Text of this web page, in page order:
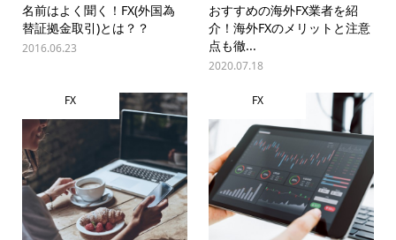
名前はよく聞く！FX(外国為
替証拠金取引)とは？？
2016.06.23
おすすめの海外FX業者を紹
介！海外FXのメリットと注意
点も徹...
2020.07.18
FX FX